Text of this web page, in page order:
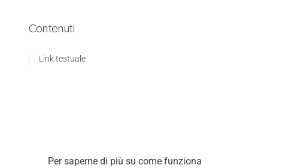
Contenuti
Link testuale
Per saperne di più su come funziona